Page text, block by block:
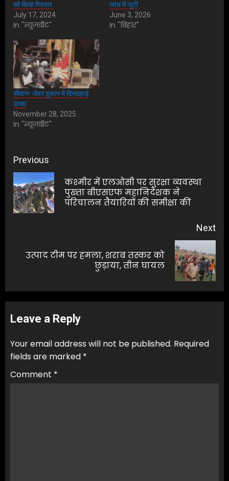
को किया गिरतार
July 17, 2024
In "न्यूज़बीट"
जांच में जुटी
June 3, 2026
In "बिहार"
सीवानः जेवर दुकान में दिनदहाड़े
डाका
November 28, 2025
In "न्यूज़बीट"
Post
navigation
Previous
कश्मीर में एलओसी पर सुरक्षा व्यवस्था
पुख्ता बीएसएफ महानिदेशक ने
परिचालन तैयारियों की समीक्षा की
Next
Nextउत्पाद टीम पर हमला, शराब तस्कर को
छुड़ाया, तीन घायल
Leave a Reply
Your email address will not be published. Required
fields are marked *
Comment *